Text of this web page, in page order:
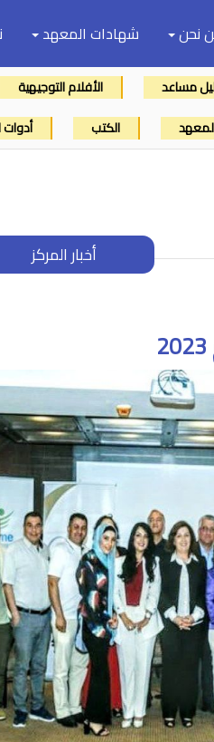
نحن شهادات المعهد
مساعد الأفلام التوجيهية
الكتب أدوات
أخبار المركز